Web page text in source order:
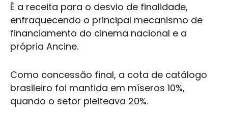
É a receita para o desvio de finalidade,
enfraquecendo o principal mecanismo de
financiamento do cinema nacional e a
própria Ancine.
Como concessão final, a cota de catálogo
brasileiro foi mantida em míseros 10%,
quando o setor pleiteava 20%.